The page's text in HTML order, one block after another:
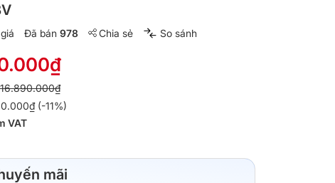
Đã bán 978 Chia sẻ So sánh
16.890.000₫
(-11%)
VAT
mãi